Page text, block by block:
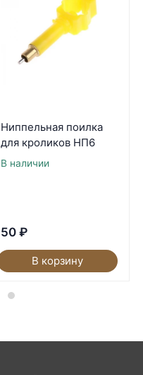
Ниппельная поилка
для кроликов НП6
В наличии
50 ₽
В корзину